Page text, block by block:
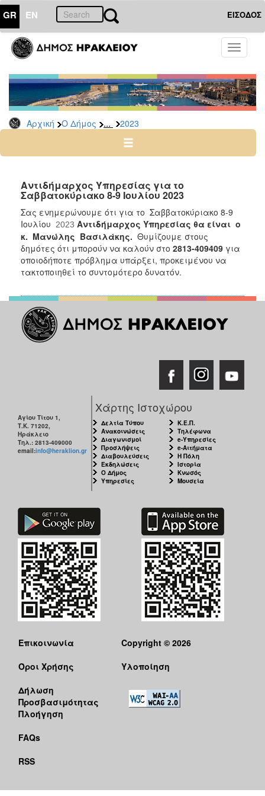
GR EN ΕΙΣΟΔΟΣ
Toggle
Αρχική Ο Δήμος ... 2023
ΔΗΜΟΣ
Δελτία
Τύπου
Αρχείο
2026
2024
2022
2021
2020
2019
2018
2016
2015
2013
ΠΟΛΙΤΙΣΜΟΣ
ΑΝΘΕΚΤΙΚΗ
ΠΟΛΗ
Αντιδήμαρχος Υπηρεσίας για το
Σαββατοκύριακο 8-9 Ιουλίου 2023
Σας ενημερώνουμε ότι για το Σαββατοκύριακο 8-9
Ιουλίου
2023 Αντιδήμαρχος Υπηρεσίας θα είναι o
κ. Μανώλης Βασιλάκης. Θυμίζουμε στους
δημότες ότι μπορούν να καλούν στο 2813-409409 για
οποιοδήποτε πρόβλημα υπάρξει, προκειμένου να
τακτοποιηθεί το συντομότερο δυνατόν.
Αγίου Τίτου 1,
Τ.Κ. 71202,
Ηράκλειο
Τηλ.: 2813-409000
email:info@heraklion.gr
Χάρτης Ιστοχώρου
Δελτία Τύπου
Ανακοινώσεις
Διαγωνισμοί
Προσλήψεις
Διαβουλεύσεις
Εκδηλώσεις
Ο Δήμος
Υπηρεσίες
Κ.Ε.Π.
Τηλέφωνα
e-Υπηρεσίες
e-Αιτήματα
Η Πόλη
Ιστορία
Κνωσός
Μουσεία
Επικοινωνία
Όροι Χρήσης
Δήλωση
Προσβασιμότητας
Πλοήγηση
FAQs
RSS
Copyright © 2026
Υλοποίηση